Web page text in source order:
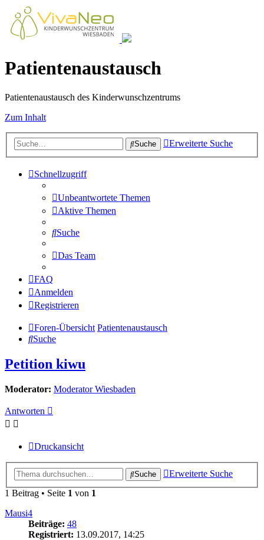
Patientenaustausch
Patientenaustausch des Kinderwunschzentrums
Zum Inhalt
Suche Erweiterte Suche
Schnellzugriff
Unbeantwortete Themen
Aktive Themen
Suche
Das Team
FAQ
Anmelden
Registrieren
Foren-Übersicht Patientenaustausch
Suche
Petition kiwu
Moderator: Moderator Wiesbaden
Antworten
Druckansicht
Suche
Erweiterte Suche
1 Beitrag • Seite 1 von 1
Mausi4
Beiträge: 48
Registriert: 13.09.2017, 14:25